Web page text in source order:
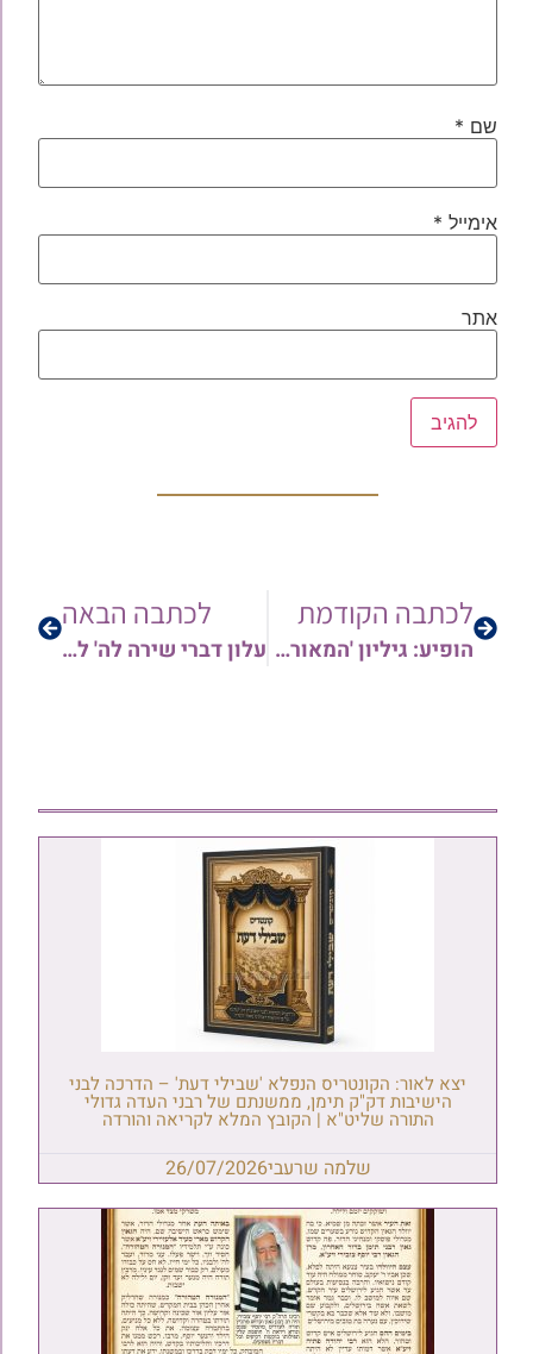
שם *
אימייל *
אתר
לכתבה הקודמת
הופיע: גיליון 'המאורות' לפרשיות עקב – ראה תשפ"ב | והשבוע: גיליון עשיר לימי בין הזמנים והמסתעף | תוכן שבועי חגיגי ועשיר
לכתבה הבאה
עלון דברי שירה לה' לפרשת עקב תשפ"ב
יצא לאור: הקונטריס הנפלא 'שבילי דעת' – הדרכה לבני
הישיבות דק"ק תימן, ממשנתם של רבני העדה גדולי
התורה שליט"א | הקובץ המלא לקריאה והורדה
שלמה שרעבי26/07/2026